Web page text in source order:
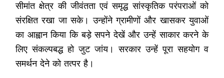
सीमांत क्षेत्र की जीवंतता एवं समृद्ध सांस्कृतिक परंपराओं को
संरक्षित रखा जा सके। उन्होंने ग्रामीणों और खासकर युवाओं
का आह्वान किया कि बड़े सपने देखें और उन्हें साकार करने के
लिए संकल्पबद्ध हो जुट जांय। सरकार उन्हें पूरा सहयोग व
समर्थन देने को तत्पर है।